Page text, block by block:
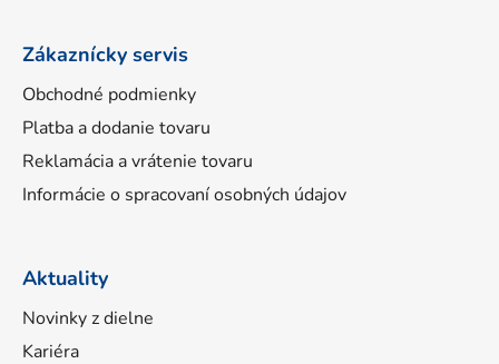
Zákaznícky servis
Obchodné podmienky
Platba a dodanie tovaru
Reklamácia a vrátenie tovaru
Informácie o spracovaní osobných údajov
Aktuality
Novinky z dielne
Kariéra